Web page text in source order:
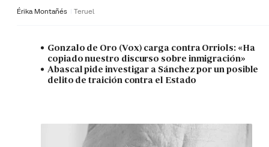
Érika Montañés Teruel
Gonzalo de Oro (Vox) carga contra Orriols: «Ha
copiado nuestro discurso sobre inmigración»
Abascal pide investigar a Sánchez por un posible
delito de traición contra el Estado